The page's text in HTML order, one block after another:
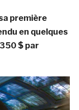
première
en quelques
$ par